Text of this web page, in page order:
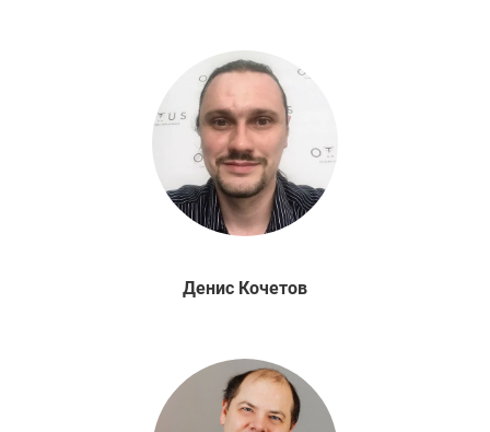
Денис Кочетов